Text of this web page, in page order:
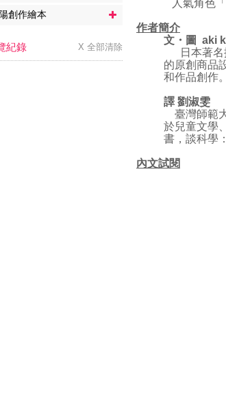
創作繪本
紀錄 X 全部清除
人氣角色
作者簡介
文・圖 aki
日本著名
的原創商品
和作品創作。
譯 劉淑雯
臺灣師範
於兒童文學
書，談科學
內文試閱